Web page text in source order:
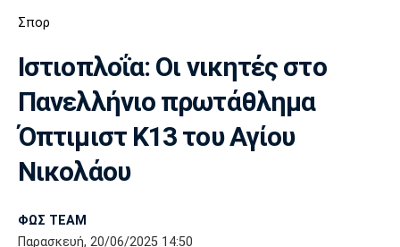
AUTO-MOTO PLUS
Ποδόσφαιρο
Super League 1
Super League 2
Γ Εθνική
Μπάσκετ
Ελλάδα
Εθνική
Ολυμπιακοί Αγώνες
Βόλεϊ
Ολυμπιακός ΑΕΚ ΠΑΟΚ
Σπορ
Ιστιοπλοΐα: Οι νικητές στο
Πανελλήνιο πρωτάθλημα
Όπτιμιστ Κ13 του Αγίου
Νικολάου
ΦΩΣ TEAM
Παρασκευή, 20/06/2025 14:50